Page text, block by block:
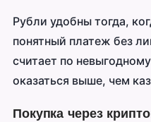
Рубли удобны тогда,
понятный платеж без
считает по
оказаться выше, чем
Покупка через